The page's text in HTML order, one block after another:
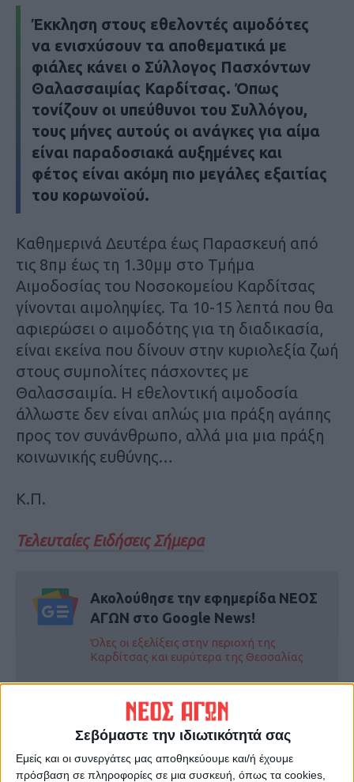
Σεβόμαστε την ιδιωτικότητά σας
Εμείς και οι συνεργάτες μας αποθηκεύουμε και/ή έχουμε
πρόσβαση σε πληροφορίες σε μια συσκευή, όπως τα cookies,
Έκκληση στους εθελοντές αιμοδότες
να ενισχύσουν τα αποθεματικά με
φιάλες κάνει ο Σύλλογος Πασχόντων
Θαλασσαιμίας Καρδίτσας. Όπως
τονίζουν οι υπεύθυνοι του Συλλόγου,
τους μήνες αυτούς οι ανάγκες για αίμα
είναι παραδοσιακά αυξημένες και
φέτος είναι ακόμη πιο μεγάλες εξαιτίας
του κορωνοϊού.
Καθημερινά Δευτέρα έως Παρασκευή από
τις 8πμ έως τη 1.30μμ στο Τμήμα
Αιμοδοσίας του Νοσοκομείου Καρδίτσας
γίνονται αιμοληψίες. Τα 10-15 λεπτά που θα
αφιερώσει ο αιμοδότης για τη διαδικασία,
είναι εκείνα που δίνουν στην κυριολεξία ζωή
στους συμπολίτες πάσχοντες με
Θαλασσαιμία. Η εθελοντική αιμοδοσία
άλλωστε δεν είναι απλώς μια πράξη αγάπης
προς τον συνάνθρωπο, αλλά μια μια πράξη
κοινωνικής ευθύνης…
Κ.Π.
Τελευταίες Ειδήσεις Σήμερα
Ακολούθησε την εφημερίδα ΝΕΟΣ
ΑΓΩΝ στο Google News!
Όλες οι εξελίξεις στην περιοχή της
Καρδίτσας και ευρύτερα της Θεσσαλίας
ΠΡΟΗΓΟΥΜΕΝΟ ΑΡΘΡΟ
Ένας ποδηλάτης στο...
πλευρό της ΦΛΟΓΑΣ
Καλύτερες συνθήκες....